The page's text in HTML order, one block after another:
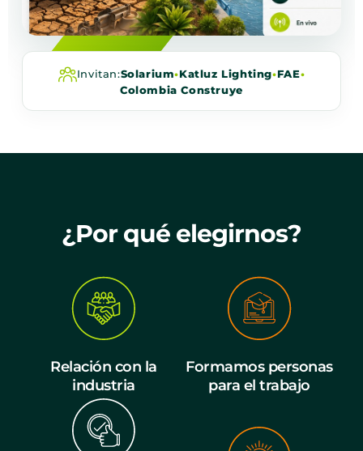
Invitan:Solarium•Katluz Lighting•FAE•
Colombia Construye
¿Por qué elegirnos?
Relación con la
industria
Formamos personas
para el trabajo